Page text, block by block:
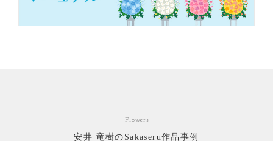
Flowers
安井 竜樹のSakaseru作品事例